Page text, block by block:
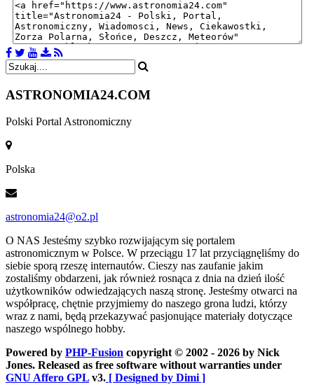
ASTRONOMIA24.COM
Polski Portal Astronomiczny
Polska
astronomia24@o2.pl
O NAS Jesteśmy szybko rozwijającym się portalem
astronomicznym w Polsce. W przeciągu 17 lat przyciągnęliśmy do
siebie sporą rzeszę internautów. Cieszy nas zaufanie jakim
zostaliśmy obdarzeni, jak również rosnąca z dnia na dzień ilość
użytkowników odwiedzających naszą stronę. Jesteśmy otwarci na
współpracę, chętnie przyjmiemy do naszego grona ludzi, którzy
wraz z nami, będą przekazywać pasjonujące materiały dotyczące
naszego wspólnego hobby.
Powered by PHP-Fusion copyright © 2002 - 2026 by Nick
Jones. Released as free software without warranties under
GNU Affero GPL v3. [ Designed by Dimi ]